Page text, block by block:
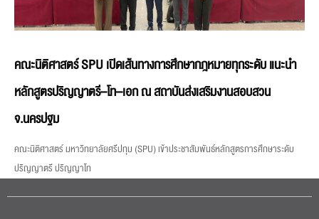
คณะนิติศาสตร์ SPU เปิดเส้นทางการศึกษากฎหมายทุกระดับ แนะนำ
หลักสูตรปริญญาตรี–โท–เอก ณ สถาบันส่งเสริมงานสอบสวน
จ.นครปฐม
คณะนิติศาสตร์ มหาวิทยาลัยศรีปทุม (SPU) เข้าประชาสัมพันธ์หลักสูตรการศึกษาระดับ
ปริญญาตรี ปริญญาโท